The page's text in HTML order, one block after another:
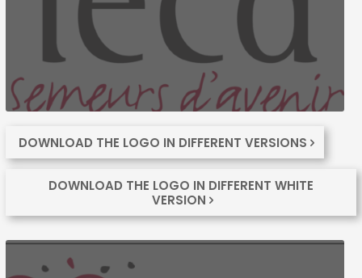
DOWNLOAD THE LOGO IN DIFFERENT VERSIONS
DOWNLOAD THE LOGO IN DIFFERENT WHITE
VERSION